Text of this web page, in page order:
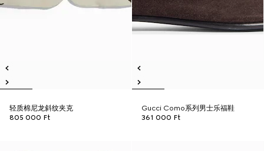
轻质棉尼龙斜纹夹克
805 000 Ft
Gucci Como系列男士乐福鞋
361 000 Ft